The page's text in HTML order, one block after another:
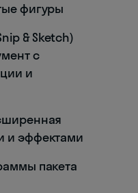
фигуры
& Sketch)
с
и
и эффектами
пакета